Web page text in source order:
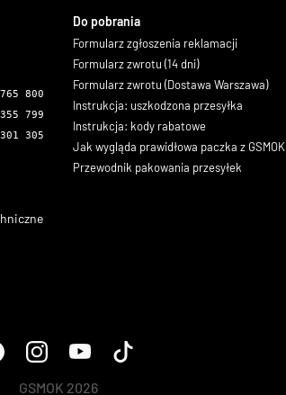
800
799
305
Do pobrania
Formularz zgłoszenia reklamacji
Formularz zwrotu (14 dni)
Formularz zwrotu (Dostawa Warszawa)
Instrukcja: uszkodzona przesyłka
Instrukcja: kody rabatowe
Jak wygląda prawidłowa paczka z GSMOK
Przewodnik pakowania przesyłek
GSMOK 2026